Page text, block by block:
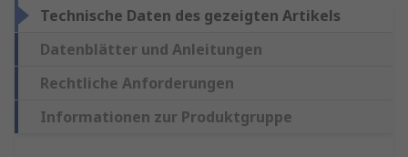
Technische Daten des gezeigten Artikels
Datenblätter und Anleitungen
Rechtliche Anforderungen
Informationen zur Produktgruppe